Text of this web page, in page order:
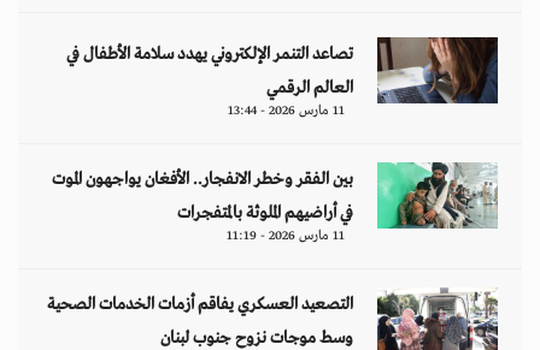
تصاعد التنمر الإلكتروني يهدد سلامة الأطفال في
العالم الرقمي
11 مارس 2026 - 13:44
بين الفقر وخطر الانفجار.. الأفغان يواجهون الموت
في أراضيهم الملوثة بالمتفجرات
11 مارس 2026 - 11:19
التصعيد العسكري يفاقم أزمات الخدمات الصحية
وسط موجات نزوح جنوب لبنان